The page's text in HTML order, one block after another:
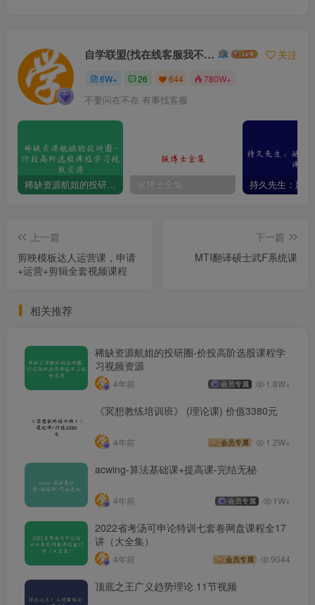
自学联盟(找在线客服我不回信息的) 关注
6W+ 26 644 780W+
不要问在不在 有事找客服
稀缺资源航姐的投研圈-价投高阶选股课程学习视频资源 猴博士全集
上一篇
剪映模板达人运营课，申请
+运营+剪辑全套视频课程
下一篇
MTI翻译硕士武F系统课
相关推荐
稀缺资源航姐的投研圈-价投高阶选股课程学
习视频资源
4年前 会员专属 1.8W+
《冥想教练培训班》 (理论课) 价值3380元
4年前 会员专属 1.2W+
acwing-算法基础课+提高课-完结无秘
4年前 会员专属 1W+
2022省考汤可申论特训七套卷网盘课程全17
讲（大全集）
4年前 会员专属 9044
顶底之王广义趋势理论 11节视频